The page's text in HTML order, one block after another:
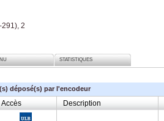
2
STATISTIQUES
déposé(s) par l'encodeur
Accès Description